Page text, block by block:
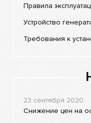
Правила
Устройство
Требования к
23 сентября 2020
Снижение цен на